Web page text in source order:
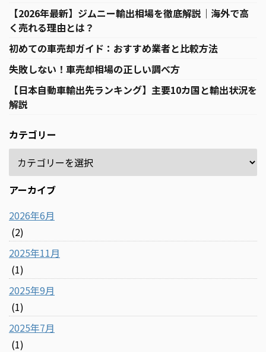
【2026年最新】ジムニー輸出相場を徹底解説｜海外で高
く売れる理由とは？
初めての車売却ガイド：おすすめ業者と比較方法
失敗しない！車売却相場の正しい調べ方
【日本自動車輸出先ランキング】主要10カ国と輸出状況を
解説
カテゴリー
アーカイブ
2026年6月
(2)
2025年11月
(1)
2025年9月
(1)
2025年7月
(1)